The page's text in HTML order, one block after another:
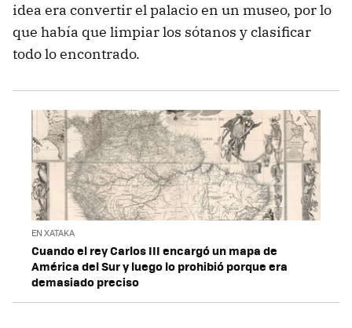
idea era convertir el palacio en un museo, por lo
que había que limpiar los sótanos y clasificar
todo lo encontrado.
EN XATAKA
Cuando el rey Carlos III encargó un mapa de
América del Sur y luego lo prohibió porque era
demasiado preciso